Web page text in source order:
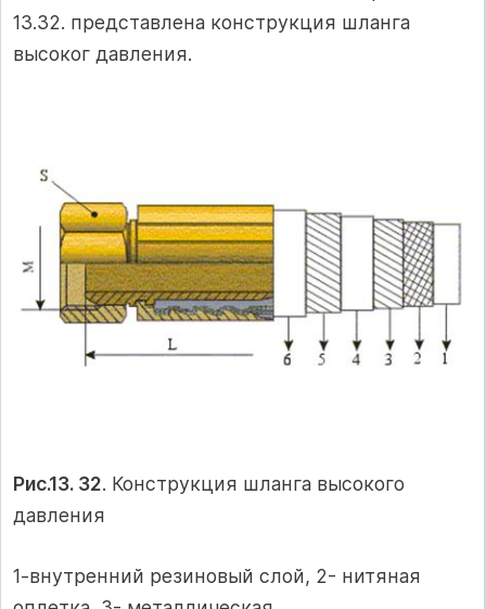
13.32. представлена конструкция шланга
высоког давления.
Рис.13. 32. Конструкция шланга высокого
давления
1-внутренний резиновый слой, 2- нитяная